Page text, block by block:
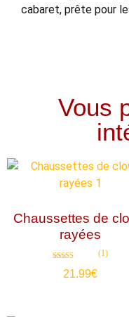
cabaret, prête pour
Vous
Chaussettes de
rayées
5.00
(1)
21.99€